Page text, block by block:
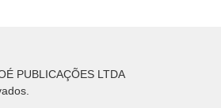
PUBLICAÇÕES LTDA